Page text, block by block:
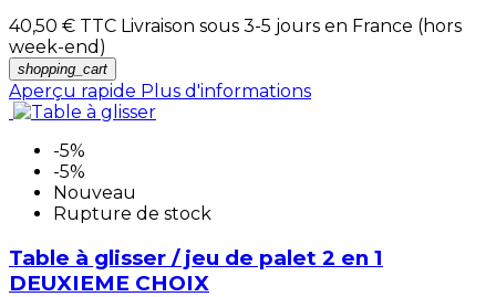
40,50 € TTC Livraison sous 3-5 jours en France (hors
week-end)
shopping_cart
Aperçu rapide Plus d'informations
-5%
-5%
Nouveau
Rupture de stock
Table à glisser / jeu de palet 2 en 1
DEUXIEME CHOIX